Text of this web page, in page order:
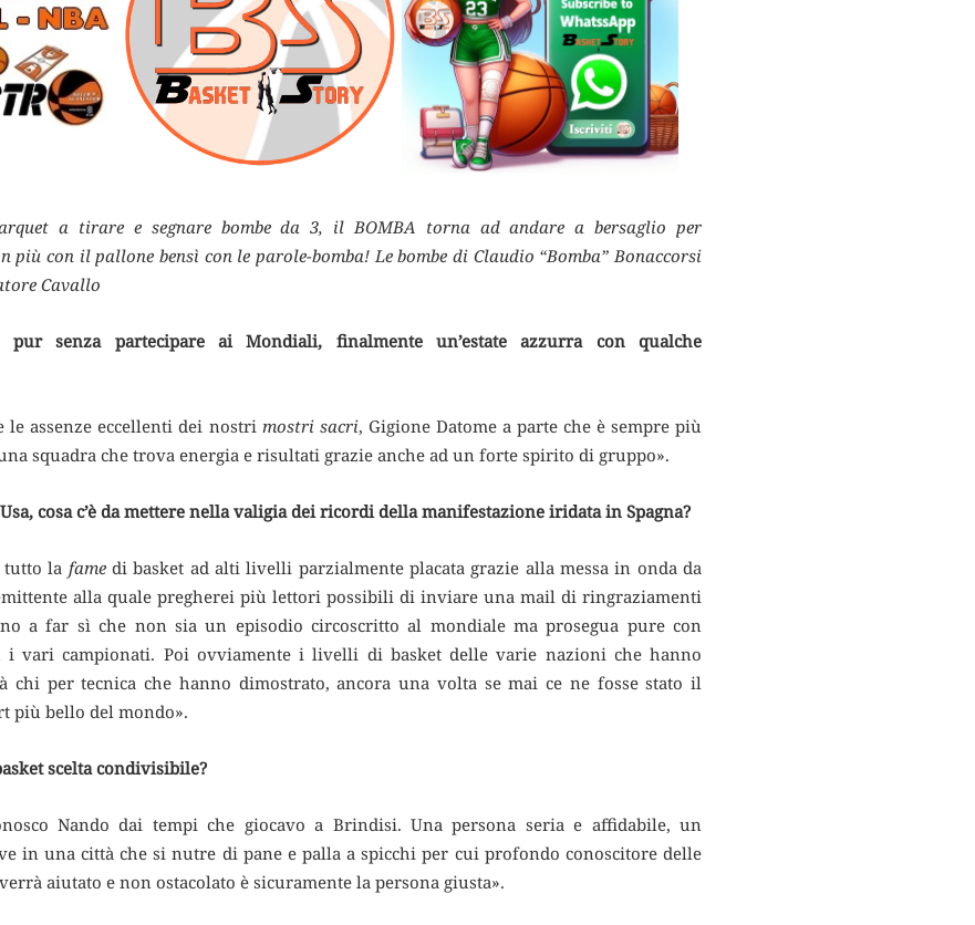
a tirare e segnare bombe da 3, il BOMBA torna ad andare a bersaglio per
più con il pallone bensì con le parole-bomba! Le bombe di Claudio “Bomba” Bonaccorsi
Cavallo
pur senza partecipare ai Mondiali, finalmente un’estate azzurra con qualche
assenze eccellenti dei nostri mostri sacri, Gigione Datome a parte che è sempre più
squadra che trova energia e risultati grazie anche ad un forte spirito di gruppo».
cosa c’è da mettere nella valigia dei ricordi della manifestazione iridata in Spagna?
tutto la famedi basket ad alti livelli parzialmente placata grazie alla messa in onda da
alla quale pregherei più lettori possibili di inviare una mail di ringraziamenti
a far sì che non sia un episodio circoscritto al mondiale ma prosegua pure con
i vari campionati. Poi ovviamente i livelli di basket delle varie nazioni che hanno
chi per tecnica che hanno dimostrato, ancora una volta se mai ce ne fosse stato il
più bello del mondo».
scelta condivisibile?
Nando dai tempi che giocavo a Brindisi. Una persona seria e affidabile, un
in una città che si nutre di pane e palla a spicchi per cui profondo conoscitore delle
aiutato e non ostacolato è sicuramente la persona giusta».